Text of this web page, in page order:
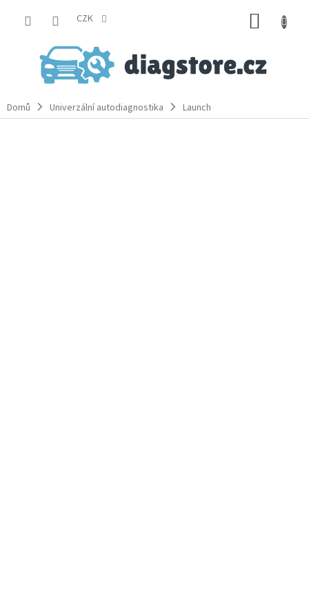
CZK
Domů Univerzální autodiagnostika Launch